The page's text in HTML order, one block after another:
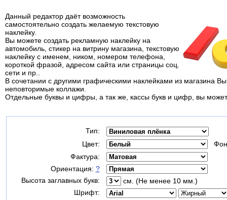
Данный редактор даёт возможность
самостоятельно создать желаемую текстовую
наклейку.
Вы можете создать рекламную наклейку на
автомобиль, стикер на витрину магазина, текстовую
наклейку с именем, ником, номером телефона,
короткой фразой, адресом сайта или страницы соц.
сети и пр..
В сочетании с другими графическими наклейками из магазина
неповторимые коллажи.
Отдельные буквы и цифры, а так же, кассы букв и цифр, вы
Тип:
Цвет:
Фактура:
Ориентация: ?
Высота заглавных букв:
см. (Не менее 10 мм.)
Шрифт: